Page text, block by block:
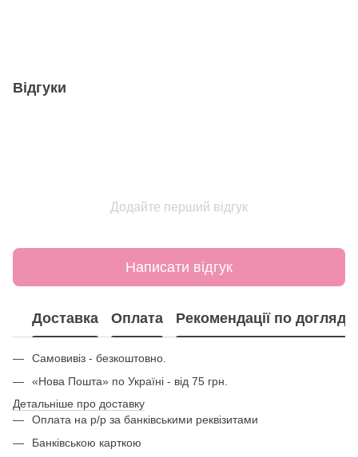
Відгуки
Додайте перший відгук
Написати відгук
Доставка Оплата Рекомендації по догляду
Самовивіз - безкоштовно.
«Нова Пошта» по Україні - від 75 грн.
Детальніше про доставку
Оплата на р/р за банківськими реквізитами
Банківською карткою